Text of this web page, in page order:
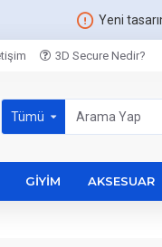
Yeni
3D Secure Nedir?
Tümü
GIYIM AKSESUAR